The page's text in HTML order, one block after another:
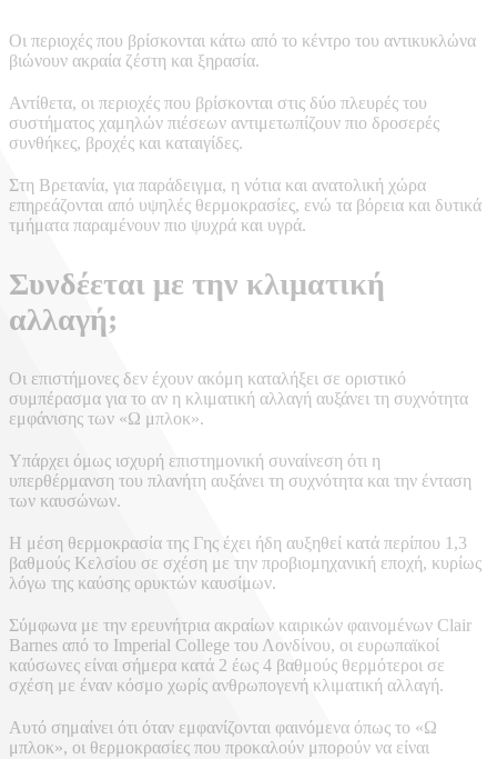
Οι περιοχές που βρίσκονται κάτω από το κέντρο του αντικυκλώνα
βιώνουν ακραία ζέστη και ξηρασία.
Αντίθετα, οι περιοχές που βρίσκονται στις δύο πλευρές του
συστήματος χαμηλών πιέσεων αντιμετωπίζουν πιο δροσερές
συνθήκες, βροχές και καταιγίδες.
Στη Βρετανία, για παράδειγμα, η νότια και ανατολική χώρα
επηρεάζονται από υψηλές θερμοκρασίες, ενώ τα βόρεια και δυτικά
τμήματα παραμένουν πιο ψυχρά και υγρά.
Συνδέεται με την κλιματική
αλλαγή;
Οι επιστήμονες δεν έχουν ακόμη καταλήξει σε οριστικό
συμπέρασμα για το αν η κλιματική αλλαγή αυξάνει τη συχνότητα
εμφάνισης των «Ω μπλοκ».
Υπάρχει όμως ισχυρή επιστημονική συναίνεση ότι η
υπερθέρμανση του πλανήτη αυξάνει τη συχνότητα και την ένταση
των καυσώνων.
Η μέση θερμοκρασία της Γης έχει ήδη αυξηθεί κατά περίπου 1,3
βαθμούς Κελσίου σε σχέση με την προβιομηχανική εποχή, κυρίως
λόγω της καύσης ορυκτών καυσίμων.
Σύμφωνα με την ερευνήτρια ακραίων καιρικών φαινομένων Clair
Barnes από το Imperial College του Λονδίνου, οι ευρωπαϊκοί
καύσωνες είναι σήμερα κατά 2 έως 4 βαθμούς θερμότεροι σε
σχέση με έναν κόσμο χωρίς ανθρωπογενή κλιματική αλλαγή.
Αυτό σημαίνει ότι όταν εμφανίζονται φαινόμενα όπως το «Ω
μπλοκ», οι θερμοκρασίες που προκαλούν μπορούν να είναι